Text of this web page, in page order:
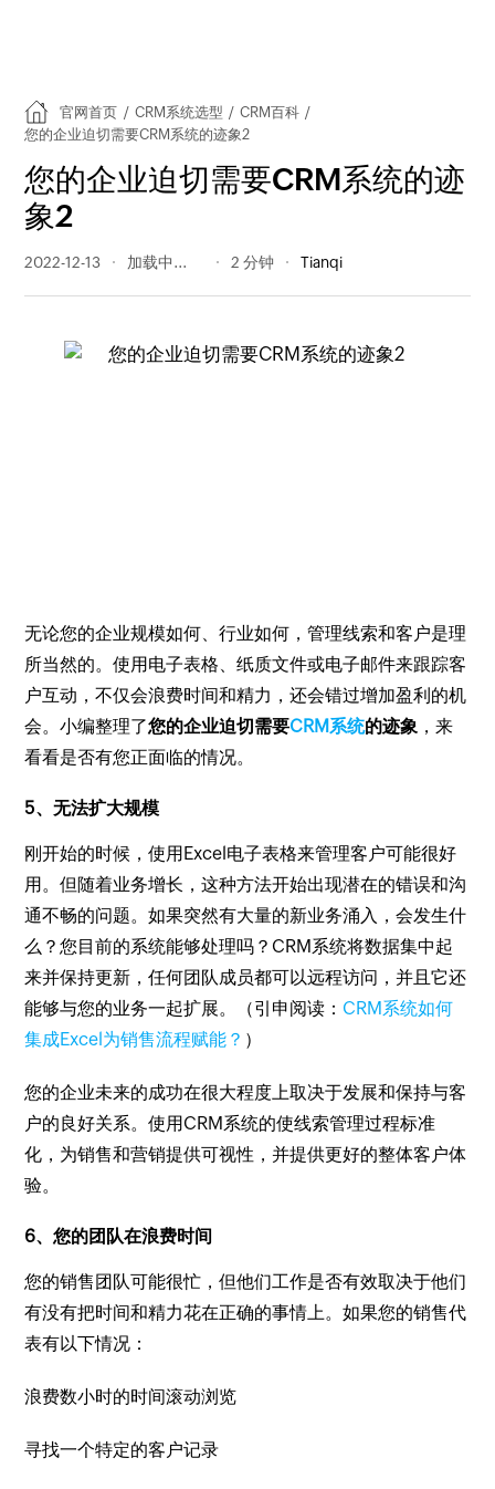
官网首页 / CRM系统选型 / CRM百科 /
您的企业迫切需要CRM系统的迹象2
您的企业迫切需要CRM系统的迹
象2
2022-12-13 298 阅读量 2 分钟 Tianqi
无论您的企业规模如何、行业如何，管理线索和客户是理
所当然的。使用电子表格、纸质文件或电子邮件来跟踪客
户互动，不仅会浪费时间和精力，还会错过增加盈利的机
会。小编整理了您的企业迫切需要CRM系统的迹象 ，来
看看是否有您正面临的情况。
5、无法扩大规模
刚开始的时候，使用Excel电子表格来管理客户可能很好
用。但随着业务增长，这种方法开始出现潜在的错误和沟
通不畅的问题。如果突然有大量的新业务涌入，会发生什
么？您目前的系统能够处理吗？CRM系统将数据集中起
来并保持更新，任何团队成员都可以远程访问，并且它还
能够与您的业务一起扩展。（引申阅读： CRM系统如何
集成Excel为销售流程赋能？ ）
您的企业未来的成功在很大程度上取决于发展和保持与客
户的良好关系。使用CRM系统的使线索管理过程标准
化，为销售和营销提供可视性，并提供更好的整体客户体
验。
6、您的团队在浪费时间
您的销售团队可能很忙，但他们工作是否有效取决于他们
有没有把时间和精力花在正确的事情上。如果您的销售代
表有以下情况：
浪费数小时的时间滚动浏览
寻找一个特定的客户记录